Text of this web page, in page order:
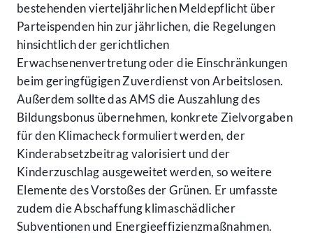
bestehenden vierteljährlichen Meldepflicht über
Parteispenden hin zur jährlichen, die Regelungen
hinsichtlich der gerichtlichen
Erwachsenenvertretung oder die Einschränkungen
beim geringfügigen Zuverdienst von Arbeitslosen.
Außerdem sollte das AMS die Auszahlung des
Bildungsbonus übernehmen, konkrete Zielvorgaben
für den Klimacheck formuliert werden, der
Kinderabsetzbeitrag valorisiert und der
Kinderzuschlag ausgeweitet werden, so weitere
Elemente des Vorstoßes der Grünen. Er umfasste
zudem die Abschaffung klimaschädlicher
Subventionen und Energieeffizienzmaßnahmen.